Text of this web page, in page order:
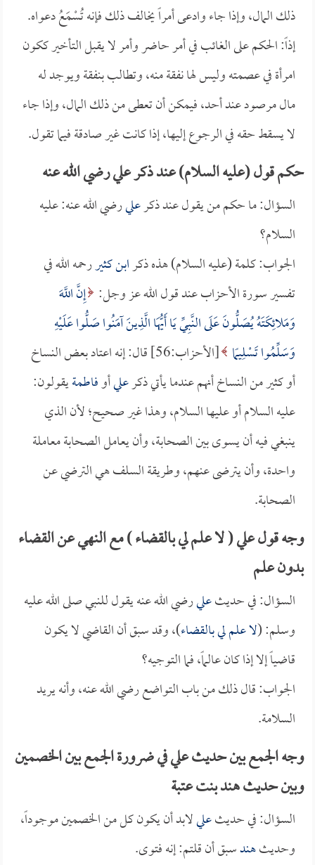
ذلك المال، وإذا جاء وادعى أمراً يخالف ذلك فإنه تُسْمَعُ دعواه.
إذاً: الحكم على الغائب في أمر حاضر وأمر لا يقبل التأخير ككون
امرأة في عصمته وليس لها نفقة منه، وتطالب بنفقة ويوجد له
مال مرصود عند أحد، فيمكن أن تعطى من ذلك المال، وإذا جاء
لا يسقط حقه في الرجوع إليها، إذا كانت غير صادقة فيما تقول.
حكم قول (عليه السلام) عند ذكر علي رضي الله عنه
السؤال: ما حكم من يقول عند ذكرعليرضي الله عنه: عليه
السلام؟
الجواب: كلمة (عليه السلام) هذه ذكرابن كثيررحمه الله في
تفسير سورة الأحزاب عند قول الله عز وجل: إِنَّ اللَّهَ
وَمَلائِكَتَهُ يُصَلُّونَ عَلَى النَّبِيِّ يَا أَيُّهَا الَّذِينَ آمَنُوا صَلُّوا عَلَيْهِ
وَسَلِّمُوا تَسْلِيمًا
[الأحزاب:56] قال: إنه اعتاد بعض النساخ
أو كثير من النساخ أنهم عندما يأتي ذكرعليأوفاطمةيقولون:
عليه السلام أو عليها السلام، وهذا غير صحيح؛ لأن الذي
ينبغي فيه أن يسوى بين الصحابة، وأن يعامل الصحابة معاملة
واحدة، وأن يترضى عنهم، وطريقة السلف هي الترضي عن
الصحابة.
وجه قول علي ( لا علم لي بالقضاء ) مع النهي عن القضاء
بدون علم
السؤال: في حديثعليرضي الله عنه يقول للنبي صلى الله عليه
وسلم: (لا علم لي بالقضاء)، وقد سبق أن القاضي لا يكون
قاضياً إلا إذا كان عالماً، فما التوجيه؟
الجواب: قال ذلك من باب التواضع رضي الله عنه، وأنه يريد
السلامة.
وجه الجمع بين حديث علي في ضرورة الجمع بين الخصمين
وبين حديث هند بنت عتبة
السؤال: في حديثعليلابد أن يكون كل من الخصمين موجوداً،
وحديثهندسبق أن قلتم: إنه فتوى.